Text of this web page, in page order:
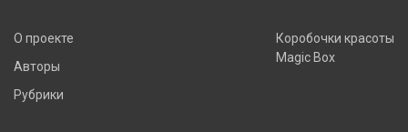
О проекте
Авторы
Рубрики
Коробочки красоты
Magic Box